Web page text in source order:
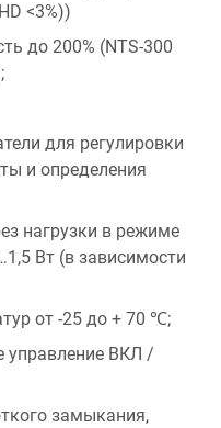
<3%))
до 200% (NTS-300
для регулировки
и определения
нагрузки в режиме
Вт (в зависимости
от -25 до + 70 ℃;
управление ВКЛ /
замыкания,